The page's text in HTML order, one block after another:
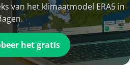
van het klimaatmodel ERA5 in
het gratis